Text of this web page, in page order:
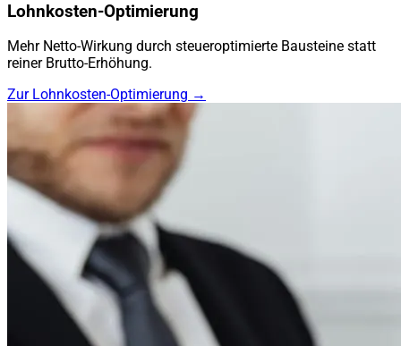
Lohnkosten-Optimierung
Mehr Netto-Wirkung durch steueroptimierte Bausteine statt
reiner Brutto-Erhöhung.
Zur Lohnkosten-Optimierung →